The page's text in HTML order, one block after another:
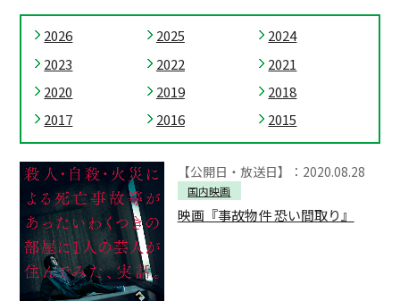
2026 2025
2024
2023
2022
2021
2020
2019
2018
2017
2016 2015
【公開日・放送日】：2020.08.28
国内映画
映画『事故物件 恐い間取り』